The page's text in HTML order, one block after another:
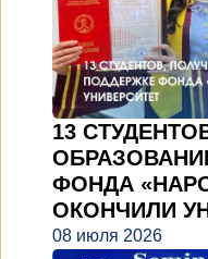
13
ФОНДА
ОКОНЧИЛИ
08 июля 2026